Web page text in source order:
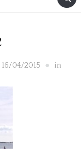
16/04/2015 in